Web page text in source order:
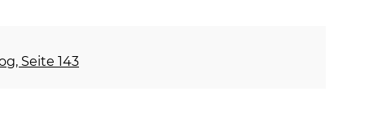
Seite 143